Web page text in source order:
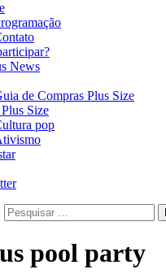
News
de Compras Plus Size
Size
pop
pool party